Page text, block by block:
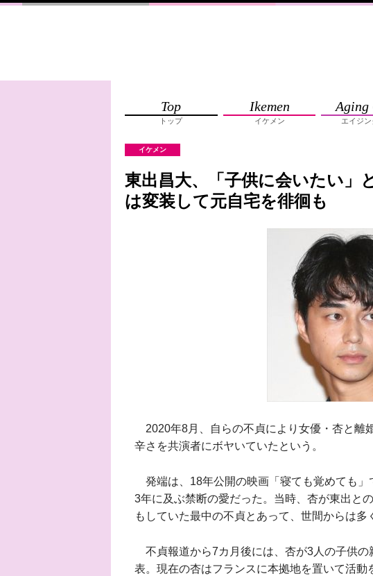
Top
トップ
Ikemen
イケメン
Aging
エイジ
イケメン
東出昌大、「子供に会いたい」
は変装して元自宅を徘徊も
2020年8月、自らの不貞により女優・杏と離
辛さを共演者にボヤいていたという。
発端は、18年公開の映画「寝ても覚めても
3年に及ぶ禁断の愛だった。当時、杏が東出と
もしていた最中の不貞とあって、世間からは多
不貞報道から7カ月後には、杏が3人の子供の
表。現在の杏はフランスに本拠地を置いて活